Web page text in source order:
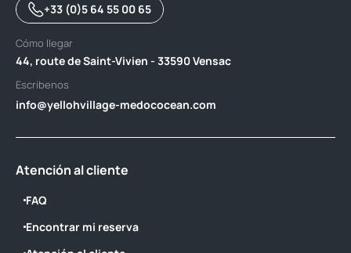
+33 (0)5 64 55 00 65
Cómo llegar
44, route de Saint-Vivien - 33590 Vensac
Escribenos
info@yellohvillage-medococean.com
Atención al cliente
FAQ
Encontrar mi reserva